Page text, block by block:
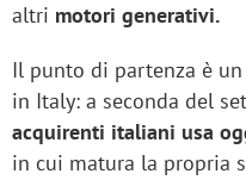
altri motori generativi.
Il punto di partenza è
in Italy: a seconda del
acquirenti italiani usa
in cui matura la propria